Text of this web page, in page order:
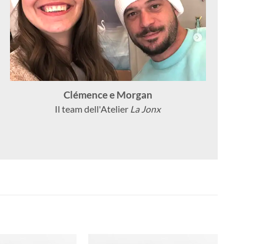
Clémence e Morgan
Il team dell'Atelier La Jonx